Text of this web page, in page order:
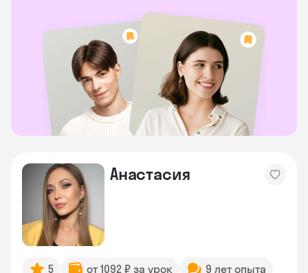
Анастасия
5 от 1092 ₽ за урок
9 лет опыта